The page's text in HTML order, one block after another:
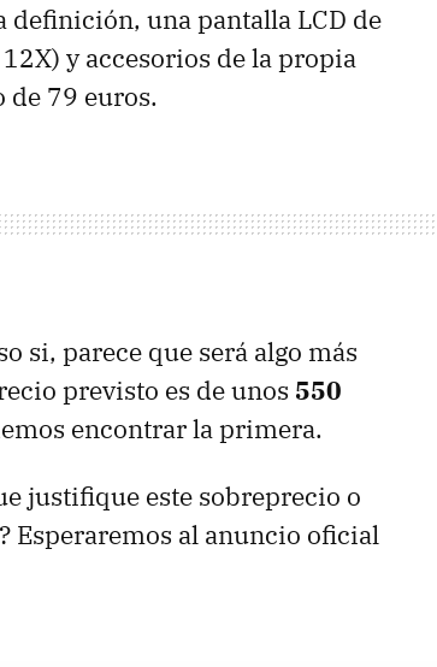
definición, una pantalla LCD de
y accesorios de la propia
de 79 euros.
si, parece que será algo más
previsto es de unos 550
encontrar la primera.
justifique este sobreprecio o
Esperaremos al anuncio oficial